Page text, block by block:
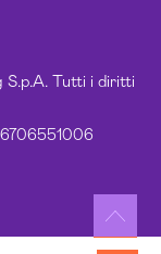
Tutti i diritti